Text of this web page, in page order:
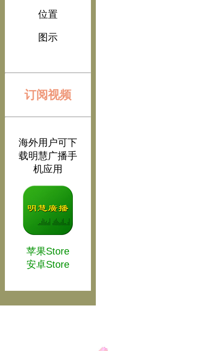
位置
图示
订阅视频
海外用户可下
载明慧广播手
机应用
苹果Store
安卓Store